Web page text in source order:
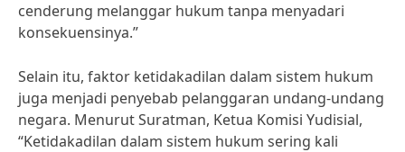
cenderung melanggar hukum tanpa menyadari
konsekuensinya.”
Selain itu, faktor ketidakadilan dalam sistem hukum
juga menjadi penyebab pelanggaran undang-undang
negara. Menurut Suratman, Ketua Komisi Yudisial,
“Ketidakadilan dalam sistem hukum sering kali